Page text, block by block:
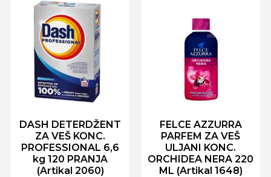
DASH DETERDŽENT
ZA VEŠ KONC.
PROFESSIONAL 6,6
kg 120 PRANJA
(Artikal 2060)
FELCE AZZURRA
PARFEM ZA VEŠ
ULJANI KONC.
ORCHIDEA NERA 220
ML (Artikal 1648)